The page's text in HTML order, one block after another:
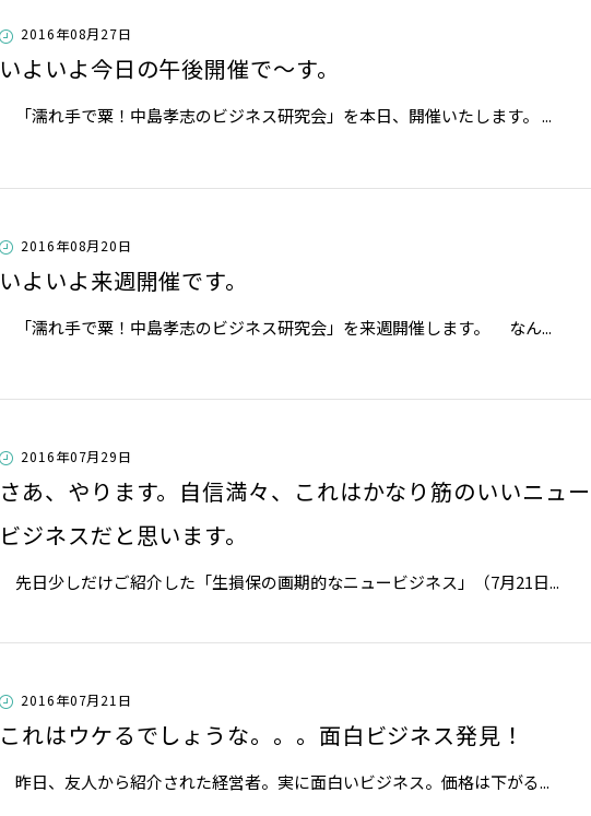
2016年08月27日
いよいよ今日の午後開催で〜す。
「濡れ手で粟！中島孝志のビジネス研究会」を本日、開催いたします。 ...
2016年08月20日
いよいよ来週開催です。
「濡れ手で粟！中島孝志のビジネス研究会」を来週開催します。 なん...
2016年07月29日
さあ、やります。自信満々、これはかなり筋のいいニュー
ビジネスだと思います。
先日少しだけご紹介した「生損保の画期的なニュービジネス」（7月21日...
2016年07月21日
これはウケるでしょうな。。。面白ビジネス発見！
昨日、友人から紹介された経営者。実に面白いビジネス。価格は下がる...